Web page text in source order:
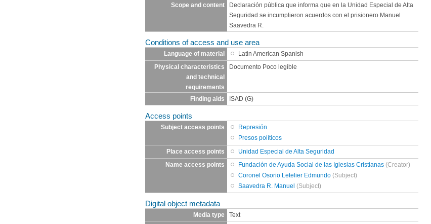
Scope and content
Declaración pública que informa que en la Unidad Especial de Alta
Seguridad se incumplieron acuerdos con el prisionero Manuel
Saavedra R.
Conditions of access and use area
Language of material
Latin American Spanish
Physical characteristics
and technical
requirements
Documento Poco legible
Finding aids ISAD (G)
Access points
Subject access points
Represión
Presos políticos
Place access points
Unidad Especial de Alta Seguridad
Name access points
Fundación de Ayuda Social de las Iglesias Cristianas (Creator)
Coronel Osorio Letelier Edmundo (Subject)
Saavedra R. Manuel (Subject)
Digital object metadata
Media type Text